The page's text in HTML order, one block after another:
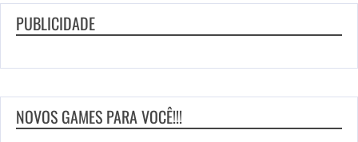
PUBLICIDADE
NOVOS GAMES PARA VOCÊ!!!